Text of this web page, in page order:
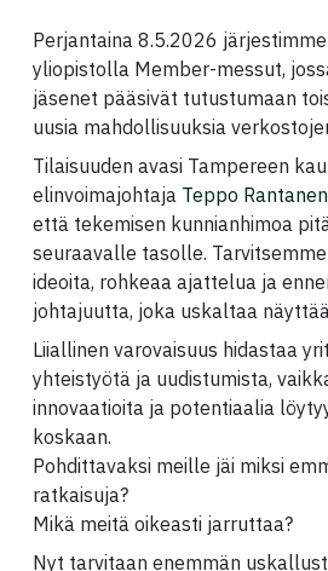
Perjantaina 8.5.2026
yliopistolla Member-messut,
jäsenet pääsivät tutustumaan
uusia mahdollisuuksia
Tilaisuuden avasi Tampereen
elinvoimajohtaja Teppo Rantanen
että tekemisen kunnianhimoa
seuraavalle tasolle.
ideoita, rohkeaa ajattelua ja
johtajuutta, joka uskaltaa
Liiallinen varovaisuus hidastaa
yhteistyötä ja uudistumista,
innovaatioita ja potentiaalia
koskaan.
Pohdittavaksi meille jäi miksi
ratkaisuja?
Mikä meitä oikeasti jarruttaa?
Nyt tarvitaan enemmän